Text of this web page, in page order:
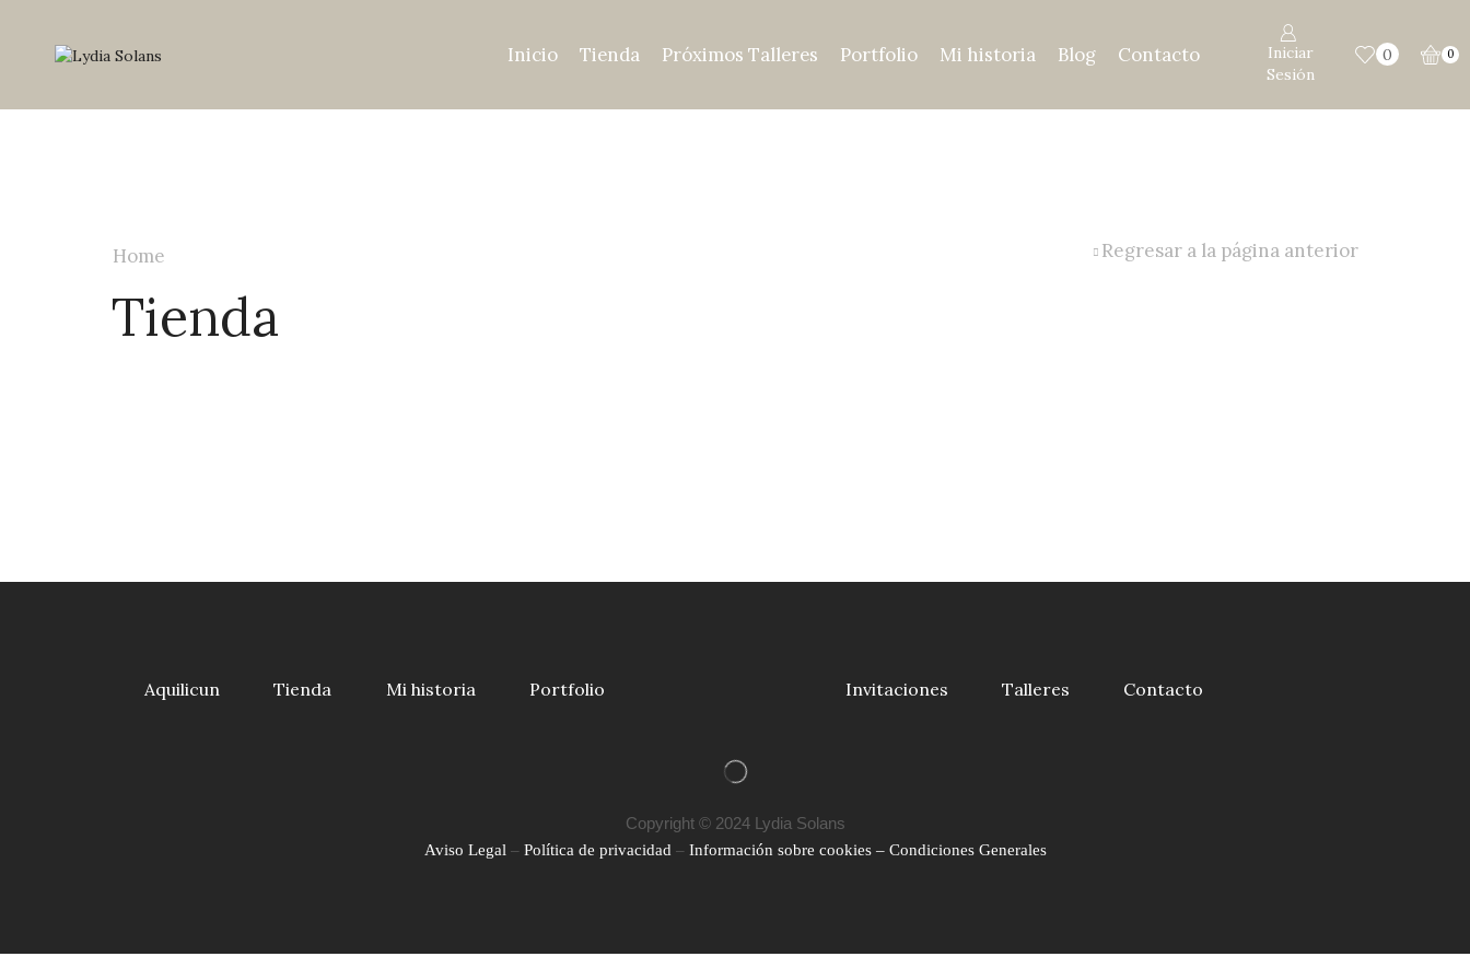
Inicio Tienda Próximos Talleres Portfolio Mi historia Blog Contacto
Iniciar
Sesión
0 0
Regresar a la página anterior
Home
Tienda
Aquilicun Tienda Mi historia Portfolio Invitaciones Talleres Contacto
Copyright © 2024 Lydia Solans
Aviso Legal – Política de privacidad – Información sobre cookies – Condiciones Generales